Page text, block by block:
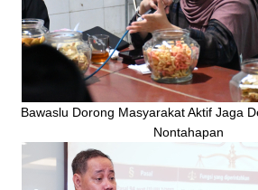
Bawaslu Dorong Masyarakat Aktif Jaga
Nontahapan